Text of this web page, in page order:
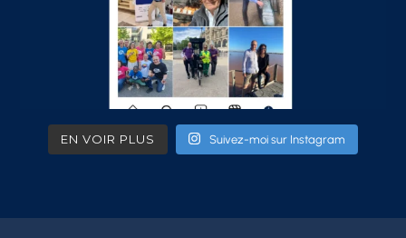
EN VOIR PLUS Suivez-moi sur Instagram